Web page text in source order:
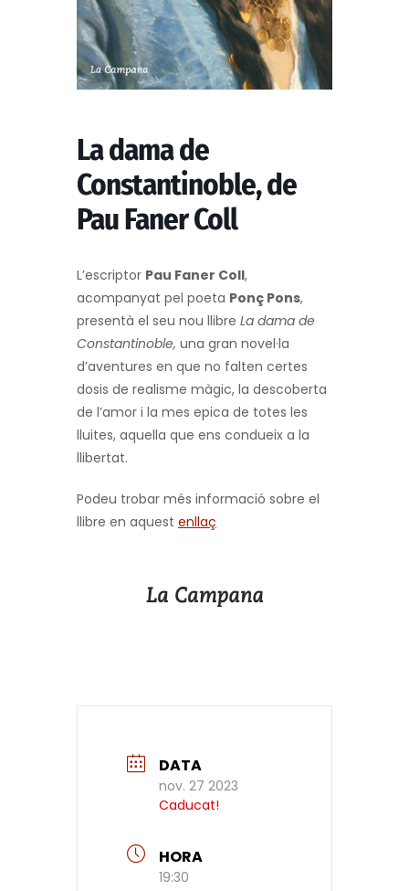
La dama de
Constantinoble, de
Pau Faner Coll
L’escriptor Pau Faner Coll,
acompanyat pel poeta Ponç Pons,
presentà el seu nou llibre La dama de
Constantinoble, una gran novel·la
d’aventures en que no falten certes
dosis de realisme màgic, la descoberta
de l’amor i la mes epica de totes les
lluites, aquella que ens condueix a la
llibertat.
Podeu trobar més informació sobre el
llibre en aquest enllaç
DATA
nov. 27 2023
Caducat!
HORA
19:30